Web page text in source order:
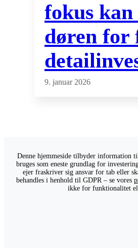
fokus kan
døren for
9. januar 2026
Denne hjemmeside tilbyder information
bruges som eneste grundlag for
ejer fraskriver sig ansvar for tab eller
behandles i henhold til GDPR – se vores
ikke for funktionalitet